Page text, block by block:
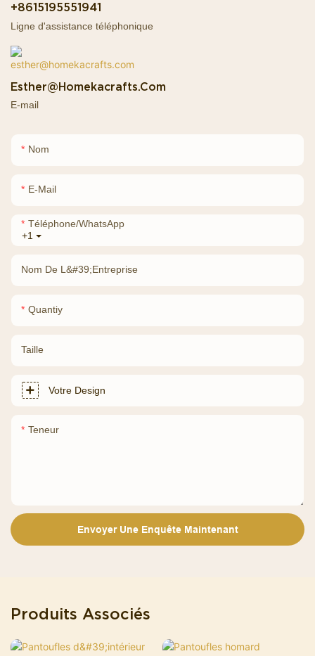
+8615195551941
Ligne d'assistance téléphonique
Esther@homekacrafts.com
E-mail
Nom
E-Mail
+1
Téléphone/WhatsApp
Nom De L&#39;entreprise
Quantiy
Taille
Votre Design
Teneur
Envoyer Une Enquête Maintenant
Produits Associés